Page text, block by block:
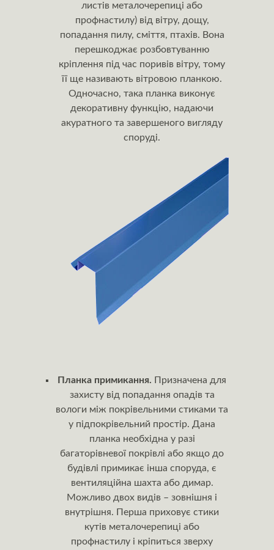
листів металочерепиці або
профнастилу) від вітру, дощу,
попадання пилу, сміття, птахів. Вона
перешкоджає розбовтуванню
кріплення під час поривів вітру, тому
її ще називають вітровою планкою.
Одночасно, така планка виконує
декоративну функцію, надаючи
акуратного та завершеного вигляду
споруді.
Планка примикання. Призначена для
захисту від попадання опадів та
вологи між покрівельними стиками та
у підпокрівельний простір. Дана
планка необхідна у разі
багаторівневої покрівлі або якщо до
будівлі примикає інша споруда, є
вентиляційна шахта або димар.
Можливо двох видів – зовнішня і
внутрішня. Перша приховує стики
кутів металочерепиці або
профнастилу і кріпиться зверху